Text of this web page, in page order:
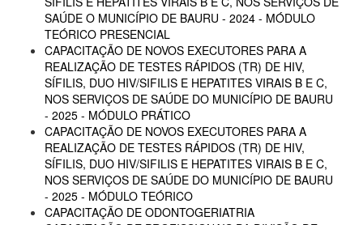
SAÚDE O MUNICÍPIO DE BAURU - 2024 - MÓDULO
TEÓRICO PRESENCIAL
CAPACITAÇÃO DE NOVOS EXECUTORES PARA A
REALIZAÇÃO DE TESTES RÁPIDOS (TR) DE HIV,
SÍFILIS, DUO HIV/SIFILIS E HEPATITES VIRAIS B E C,
NOS SERVIÇOS DE SAÚDE DO MUNICÍPIO DE BAURU
- 2025 - MÓDULO PRÁTICO
CAPACITAÇÃO DE NOVOS EXECUTORES PARA A
REALIZAÇÃO DE TESTES RÁPIDOS (TR) DE HIV,
SÍFILIS, DUO HIV/SIFILIS E HEPATITES VIRAIS B E C,
NOS SERVIÇOS DE SAÚDE DO MUNICÍPIO DE BAURU
- 2025 - MÓDULO TEÓRICO
CAPACITAÇÃO DE ODONTOGERIATRIA